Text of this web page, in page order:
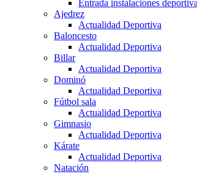
Entrada instalaciones
Ajedrez
Actualidad Deportiva
Baloncesto
Actualidad Deportiva
Billar
Actualidad Deportiva
Dominó
Actualidad Deportiva
Fútbol sala
Actualidad Deportiva
Gimnasio
Actualidad Deportiva
Kárate
Actualidad Deportiva
Natación